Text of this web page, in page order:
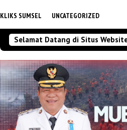
KLIKS SUMSEL UNCATEGORIZED
Selamat Datang di Situs